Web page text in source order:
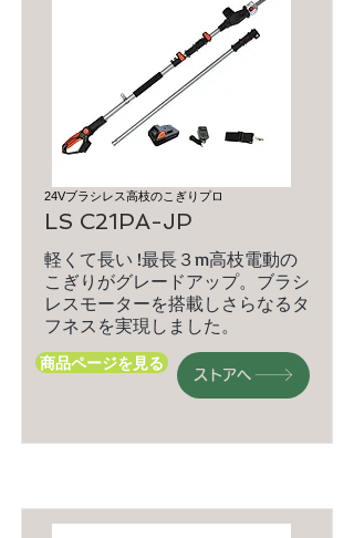
24Vブラシレス高枝のこぎりプロ
LS C21PA-JP
軽くて長い !最長３m高枝電動の
こぎりがグレードアップ。ブラシ
レスモーターを搭載しさらなるタ
フネスを実現しました。
商品ページを見る
ストアへ